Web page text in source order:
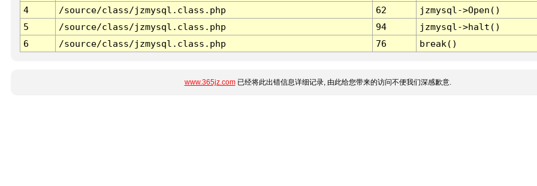
4
/source/class/jzmysql.class.php 62
jzmysql->Open()
5
/source/class/jzmysql.class.php 94
jzmysql->halt()
6
/source/class/jzmysql.class.php 76 break()
www.365jz.com已经将此出错信息详细记录, 由此给您带来的访问不便我们深感歉意.